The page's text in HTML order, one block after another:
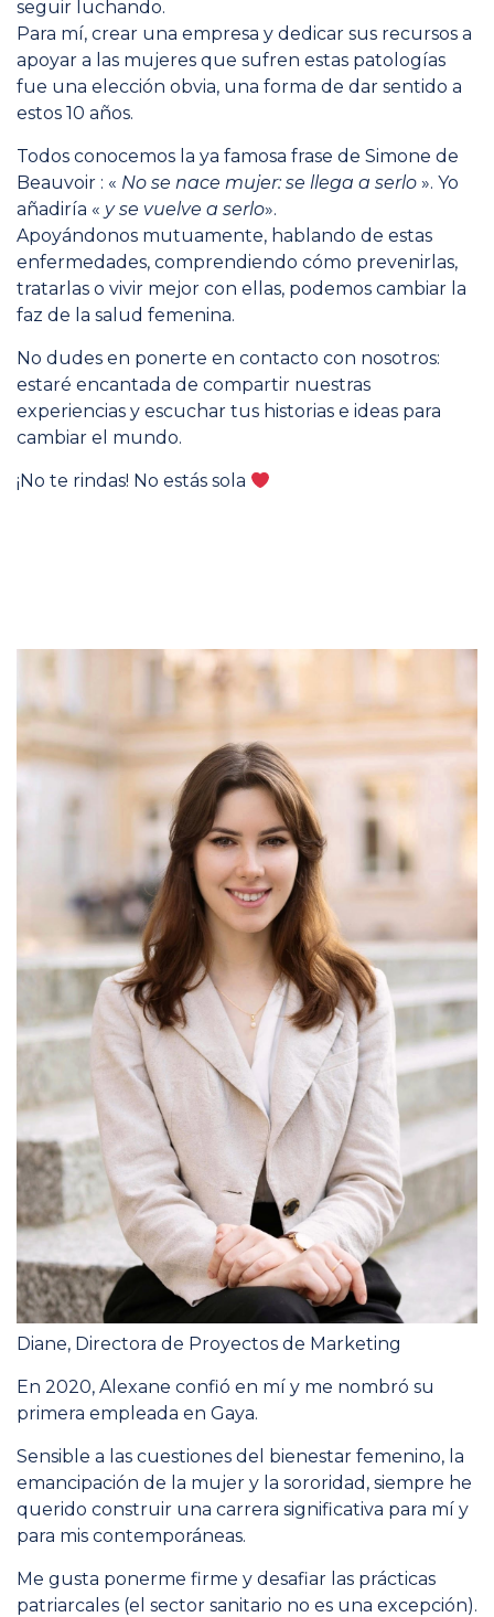
seguir luchando.
Para mí, crear una empresa y dedicar sus recursos a
apoyar a las mujeres que sufren estas patologías
fue una elección obvia, una forma de dar sentido a
estos 10 años.
Todos conocemos la ya famosa frase de Simone de
Beauvoir : « No se nace mujer: se llega a serlo ». Yo
añadiría « y se vuelve a serlo».
Apoyándonos mutuamente, hablando de estas
enfermedades, comprendiendo cómo prevenirlas,
tratarlas o vivir mejor con ellas, podemos cambiar la
faz de la salud femenina.
No dudes en ponerte en contacto con nosotros:
estaré encantada de compartir nuestras
experiencias y escuchar tus historias e ideas para
cambiar el mundo.
¡No te rindas! No estás sola
Diane, Directora de Proyectos de Marketing
En 2020, Alexane confió en mí y me nombró su
primera empleada en Gaya.
Sensible a las cuestiones del bienestar femenino, la
emancipación de la mujer y la sororidad, siempre he
querido construir una carrera significativa para mí y
para mis contemporáneas.
Me gusta ponerme firme y desafiar las prácticas
patriarcales (el sector sanitario no es una excepción).